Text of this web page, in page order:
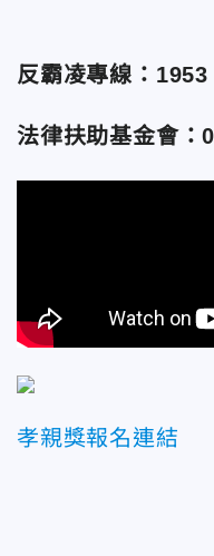
反霸凌專線：1953
法律扶助基金會：
孝親獎報名連結